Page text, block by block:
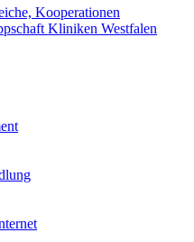
Kooperationen
Kliniken Westfalen